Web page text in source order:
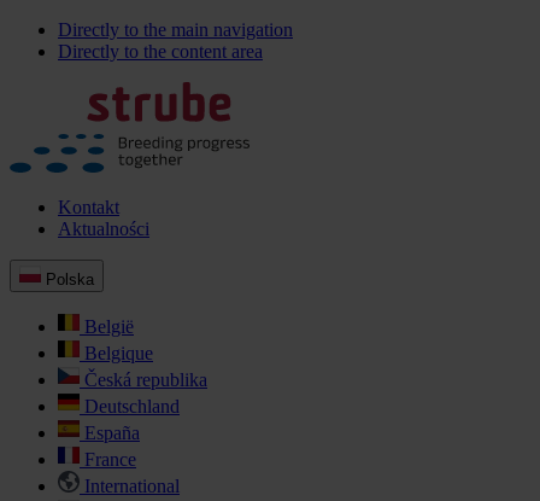
Directly to the main navigation
Directly to the content area
Kontakt
Aktualności
Polska
België
Belgique
Česká republika
Deutschland
España
France
International